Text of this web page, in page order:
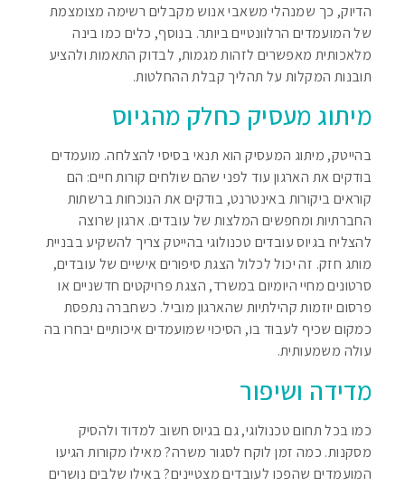
הדיוק, כך שמנהלי משאבי אנוש מקבלים רשימה מצומצמת
של המועמדים הרלוונטיים ביותר. בנוסף, כלים כמו בינה
מלאכותית מאפשרים לזהות מגמות, לבדוק התאמות ולהציע
תובנות המקלות על תהליך קבלת ההחלטות.
מיתוג מעסיק כחלק מהגיוס
בהייטק, מיתוג המעסיק הוא תנאי בסיסי להצלחה. מועמדים
בודקים את הארגון עוד לפני שהם שולחים קורות חיים: הם
קוראים ביקורות באינטרנט, בודקים את הנוכחות ברשתות
החברתיות ומחפשים המלצות של עובדים. ארגון שרוצה
להצליח בגיוס עובדים טכנולוגי בהייטק צריך להשקיע בבניית
מותג חזק. זה יכול לכלול הצגת סיפורים אישיים של עובדים,
סרטונים מחיי היומיום במשרד, הצגת פרויקטים חדשניים או
פרסום יוזמות קהילתיות שהארגון מוביל. כשחברה נתפסת
כמקום שכיף לעבוד בו, הסיכוי שמועמדים איכותיים יבחרו בה
עולה משמעותית.
מדידה ושיפור
כמו בכל תחום טכנולוגי, גם בגיוס חשוב למדוד ולהסיק
מסקנות. כמה זמן לוקח לסגור משרה? מאילו מקורות הגיעו
המועמדים שהפכו לעובדים מצטיינים? באילו שלבים נושרים